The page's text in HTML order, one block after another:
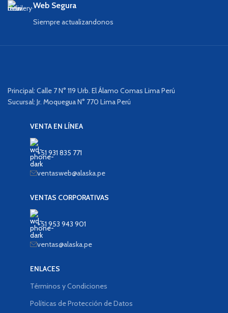
Web Segura
Siempre actualizandonos
Principal: Calle 7 N° 119 Urb. El Álamo Comas Lima Perú
Sucursal: Jr. Moquegua N° 770 Lima Perú
VENTA EN LÍNEA
+51 931 835 771
ventasweb@alaska.pe
VENTAS CORPORATIVAS
+51 953 943 901
ventas@alaska.pe
ENLACES
Términos y Condiciones
Políticas de Protección de Datos